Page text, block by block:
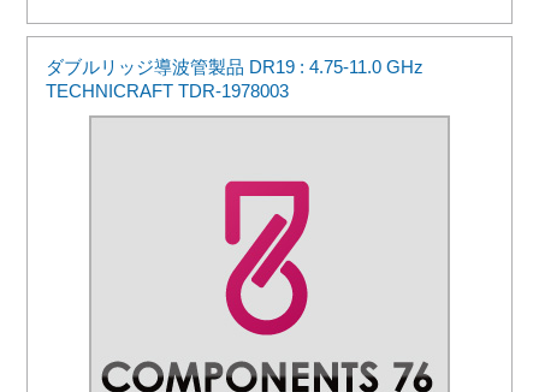
ダブルリッジ導波管製品 DR19 : 4.75-11.0 GHz
TECHNICRAFT TDR-1978003